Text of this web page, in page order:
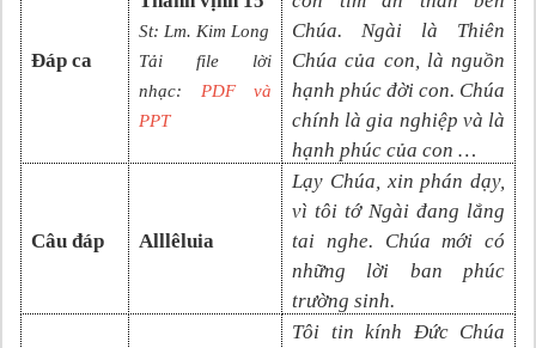
Đáp ca
St: Lm. Kim Long
Tải file lời
nhạc: PDF và
PPT
Chúa. Ngài là Thiên
Chúa của con, là nguồn
hạnh phúc đời con. Chúa
chính là gia nghiệp và là
hạnh phúc của con …
Câu đáp Alllêluia
Lạy Chúa, xin phán dạy,
vì tôi tớ Ngài đang lắng
tai nghe. Chúa mới có
những lời ban phúc
trường sinh.
Tôi tin kính Đức Chúa